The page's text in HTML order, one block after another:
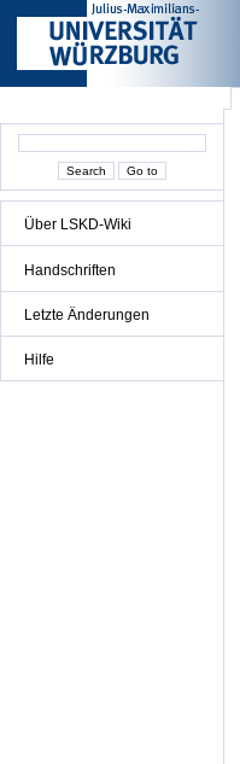
Über LSKD-Wiki
Handschriften
Letzte Änderungen
Hilfe